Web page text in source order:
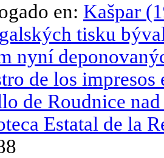
en: Kašpar
tisku
nyní
de los
de Roudnice
Estatal de la